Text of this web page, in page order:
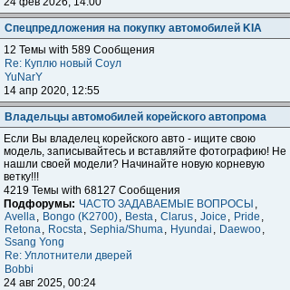
Спецпредложения на покупку автомобилей KIA
12 Темы with 589 Сообщения
Re: Куплю новый Соул
YuNarY
14 апр 2020, 12:55
Владельцы автомобилей корейского автопрома
Если Вы владелец корейского авто - ищите свою
модель, записывайтесь и вставляйте фотографию! Не
нашли своей модели? Начинайте новую корневую
ветку!!!
4219 Темы with 68127 Сообщения
Подфорумы: ЧАСТО ЗАДАВАЕМЫЕ ВОПРОСЫ ,
Avella, Bongo (K2700), Besta, Clarus, Joice , Pride ,
Retona, Rocsta, Sephia/Shuma, Hyundai , Daewoo,
Ssang Yong
Re: Уплотнители дверей
Bobbi
24 авг 2025, 00:24